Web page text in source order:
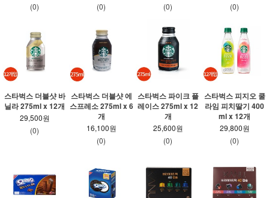
(0)
(0)
(0)
(0)
스타벅스 더블샷 바
닐라 275ml x 12개
29,500원
(0)
스타벅스 더블샷 에
스프레소 275ml x 6
개
16,100원
(0)
스타벅스 파이크 플
레이스 275ml x 12
개
25,600원
(0)
스타벅스 피지오 쿨
라임 피치딸기 400
ml x 12개
29,800원
(0)